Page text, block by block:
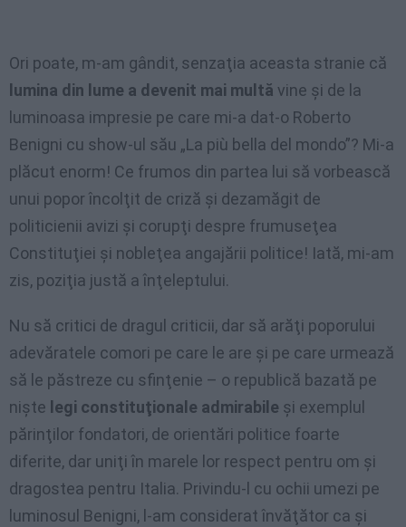
Ori poate, m-am gândit, senzaţia aceasta stranie că
lumina din lume a devenit mai multă vine şi de la
luminoasa impresie pe care mi-a dat-o Roberto
Benigni cu show-ul său „La più bella del mondo”? Mi-a
plăcut enorm! Ce frumos din partea lui să vorbească
unui popor încolţit de criză şi dezamăgit de
politicienii avizi şi corupţi despre frumuseţea
Constituţiei şi nobleţea angajării politice! Iată, mi-am
zis, poziţia justă a înţeleptului.
Nu să critici de dragul criticii, dar să arăţi poporului
adevăratele comori pe care le are şi pe care urmează
să le păstreze cu sfinţenie – o republică bazată pe
nişte legi constituţionale admirabile şi exemplul
părinţilor fondatori, de orientări politice foarte
diferite, dar uniţi în marele lor respect pentru om şi
dragostea pentru Italia. Privindu-l cu ochii umezi pe
luminosul Benigni, l-am considerat învăţător ca şi